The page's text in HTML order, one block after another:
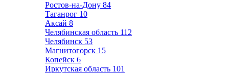
Ростов-на-Дону 84
Таганрог 10
Аксай 8
Челябинская область 112
Челябинск 53
Магнитогорск 15
Копейск 6
Иркутская область 101